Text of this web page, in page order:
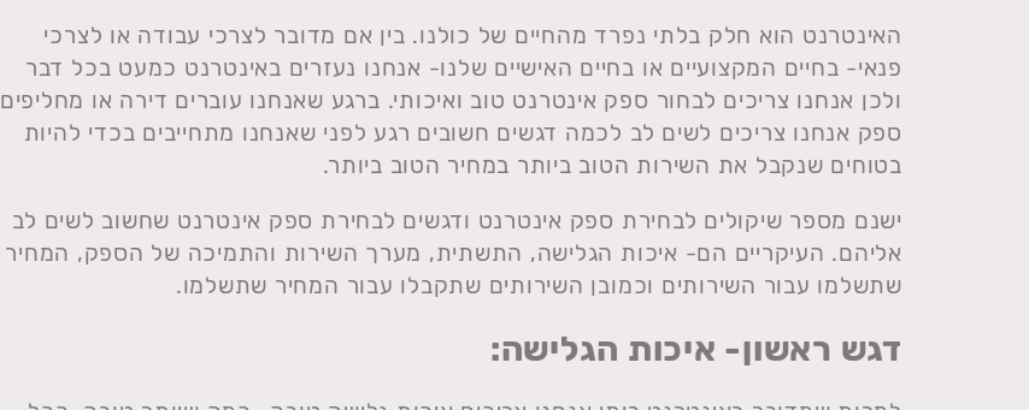
האינטרנט הוא חלק בלתי נפרד מהחיים של כולנו. בין אם מדובר לצרכי עבודה או לצרכי
פנאי- בחיים המקצועיים או בחיים האישיים שלנו- אנחנו נעזרים באינטרנט כמעט בכל דבר
ולכן אנחנו צריכים לבחור ספק אינטרנט טוב ואיכותי. ברגע שאנחנו עוברים דירה או מחליפים
ספק אנחנו צריכים לשים לב לכמה דגשים חשובים רגע לפני שאנחנו מתחייבים בכדי להיות
בטוחים שנקבל את השירות הטוב ביותר במחיר הטוב ביותר.
ישנם מספר שיקולים לבחירת ספק אינטרנט ודגשים לבחירת ספק אינטרנט שחשוב לשים לב
אליהם. העיקריים הם- איכות הגלישה, התשתית, מערך השירות והתמיכה של הספק, המחיר
שתשלמו עבור השירותים וכמובן השירותים שתקבלו עבור המחיר שתשלמו.
דגש ראשון- איכות הגלישה: